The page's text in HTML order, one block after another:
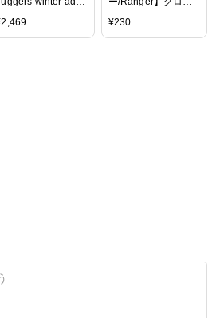
2,469
シーアクセント -
¥230